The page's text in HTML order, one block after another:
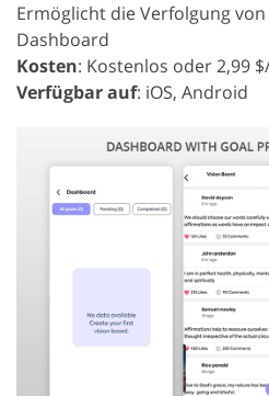
Ermöglicht die Verfolgung
Dashboard
Kosten: Kostenlos oder 2,99
Verfügbar auf: iOS, Android